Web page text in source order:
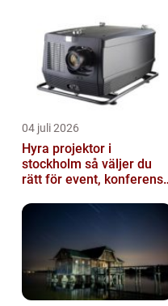
04 juli 2026
Hyra projektor i
stockholm så väljer du
rätt för event, konferens